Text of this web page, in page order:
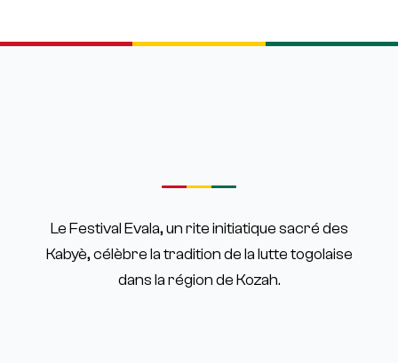
Le Festival Evala, un rite initiatique sacré des
Kabyè, célèbre la tradition de la lutte togolaise
dans la région de Kozah.